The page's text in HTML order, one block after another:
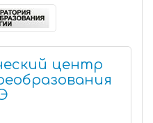
центр